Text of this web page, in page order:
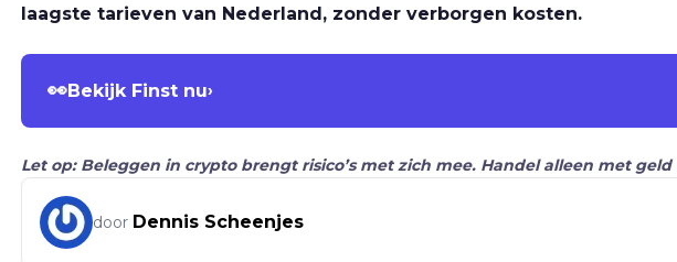
laagste tarieven van Nederland, zonder verborgen kosten.
👀Bekijk Finst nu›
Let op: Beleggen in crypto brengt risico’s met zich mee. Handel alleen met
door Dennis Scheenjes